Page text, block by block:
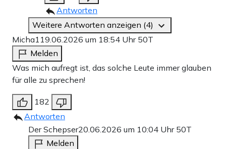
Antworten
Weitere Antworten anzeigen (4)
Micha1 19.06.2026 um 18:54 Uhr 50T
Melden
Was mich aufregt ist, das solche Leute immer glauben
für alle zu sprechen!
182
Antworten
Der Schepser20.06.2026 um 10:04 Uhr 50T
Melden